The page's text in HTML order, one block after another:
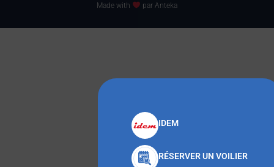
IDEM
RÉSERVER UN VOILIER
Made with
par Anteka